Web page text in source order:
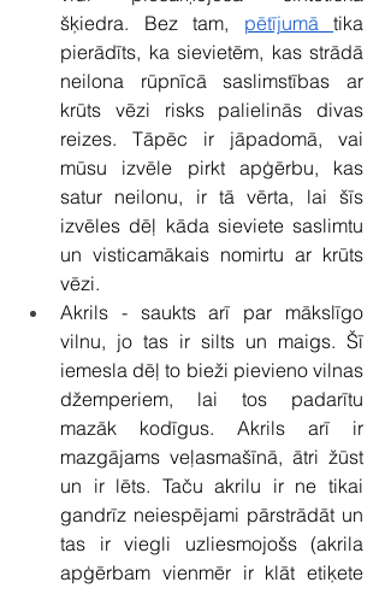
šķiedra. Bez tam, pētījumā tika
pierādīts, ka sievietēm, kas strādā
neilona rūpnīcā saslimstības ar
krūts vēzi risks palielinās divas
reizes. Tāpēc ir jāpadomā, vai
mūsu izvēle pirkt apģērbu, kas
satur neilonu, ir tā vērta, lai šīs
izvēles dēļ kāda sieviete saslimtu
un visticamākais nomirtu ar krūts
vēzi.
Akrils - saukts arī par mākslīgo
vilnu, jo tas ir silts un maigs. Šī
iemesla dēļ to bieži pievieno vilnas
džemperiem, lai tos padarītu
mazāk kodīgus. Akrils arī ir
mazgājams veļasmašīnā, ātri žūst
un ir lēts. Taču akrilu ir ne tikai
gandrīz neiespējami pārstrādāt un
tas ir viegli uzliesmojošs (akrila
apģērbam vienmēr ir klāt etiķete